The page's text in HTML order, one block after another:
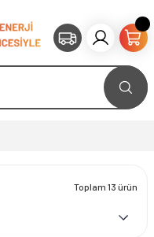
Toplam 13 ürün